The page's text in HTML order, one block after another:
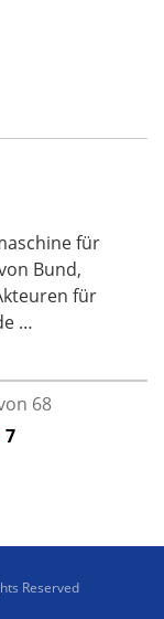
für
Bund,
für
…
68
7
Reserved